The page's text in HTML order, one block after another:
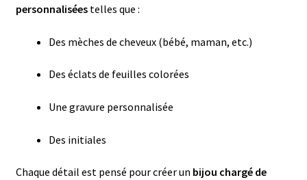
personnaliséestelles que :
Des mèches de cheveux (bébé, maman, etc.)
Des éclats de feuilles colorées
Une gravure personnalisée
Des initiales
Chaque détail est pensé pour créer un bijou chargé de